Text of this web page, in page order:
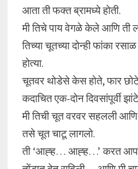
आता ती फक्त ब्रामध्ये होती.
मी तिचे पाय वेगळे केले आणि ती
तिच्या चूतच्या दोन्ही फांका
होत्या.
चूतवर थोडेसे केस होते, फार
कदाचित एक-दोन दिवसांपूर्वी
मी तिची चूत वरवर सहलली
तसे चूत चाटू लागलो.
ती ‘आह्ह… आह्ह…’ करत